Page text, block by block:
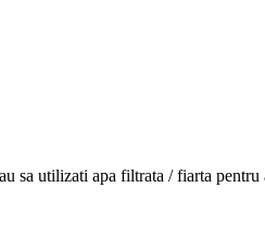
sa utilizati apa filtrata / fiarta pentru